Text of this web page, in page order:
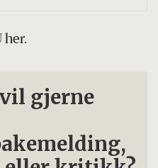
her.
gjerne